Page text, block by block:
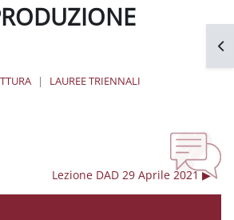
LAUREE TRIENNALI
Lezione DAD 29 Aprile 2021 ▶︎